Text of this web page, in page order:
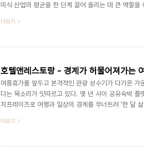
미식 산업의 평균을 한 단계 끌어 올리는 데 큰 역할
Monday는 상대적으로 외식 수요가 적은 월요일에
Sekhri(인도인)에 의해서 2002년에 설립됐다. 인도
더보기
여름휴가를 앞두고 본격적인 관광 성수기가 다가온
다는 목소리가 잇따르고 있다. 몇 년 사이 공유숙박 플
치프레이즈로 여행과 일상의 경계를 무너트려 ‘한 달
게 할 수 있는 요소는 무엇일까? 체류, 관광객들의 주
진행된 도내 숙박시설만 191건에 달할 만큼 어려움을
더보기